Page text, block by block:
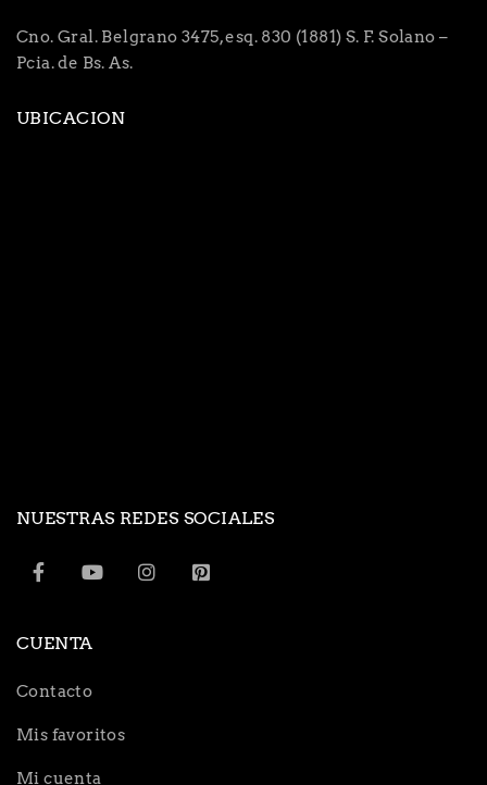
Cno. Gral. Belgrano 3475, esq. 830 (1881) S. F. Solano –
Pcia. de Bs. As.
UBICACION
NUESTRAS REDES SOCIALES
CUENTA
Contacto
Mis favoritos
Mi cuenta